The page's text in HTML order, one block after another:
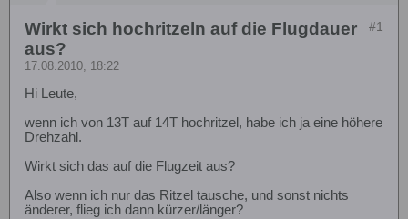
#1
Wirkt sich hochritzeln auf die Flugdauer
aus?
17.08.2010, 18:22
Hi Leute,
wenn ich von 13T auf 14T hochritzel, habe ich ja eine höhere
Drehzahl.
Wirkt sich das auf die Flugzeit aus?
Also wenn ich nur das Ritzel tausche, und sonst nichts
änderer, flieg ich dann kürzer/länger?